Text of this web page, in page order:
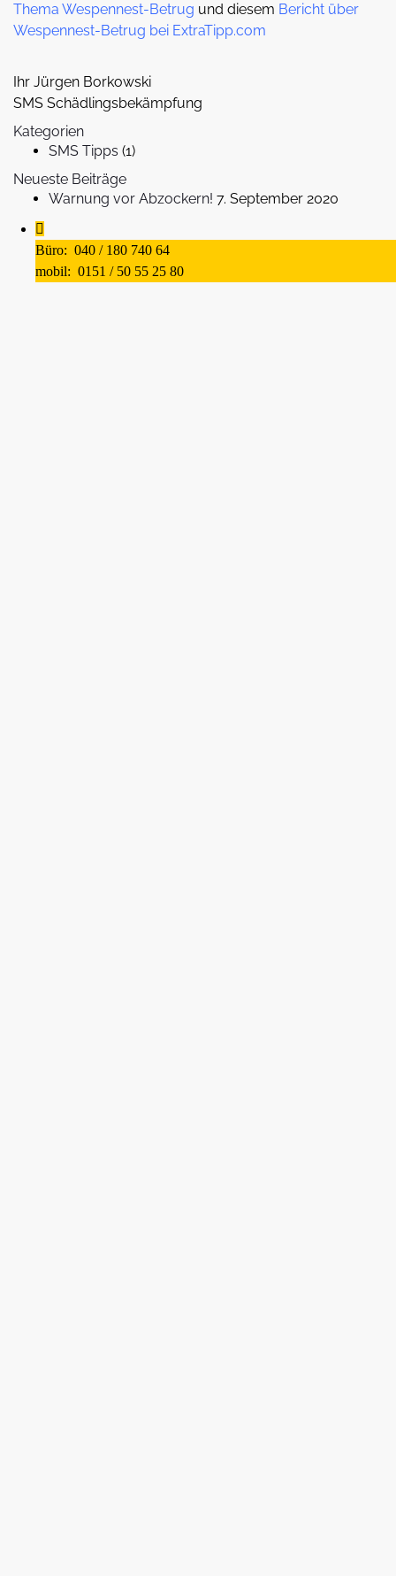
Thema Wespennest-Betrug und diesem Bericht über
Wespennest-Betrug bei ExtraTipp.com
Ihr Jürgen Borkowski
SMS Schädlingsbekämpfung
Kategorien
SMS Tipps (1)
Neueste Beiträge
Warnung vor Abzockern! 7. September 2020
Büro: 040 / 180 740 64
mobil: 0151 / 50 55 25 80